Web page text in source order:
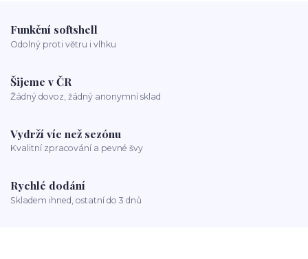
Funkční softshell
Odolný proti větru i vlhku
Šijeme v ČR
Žádný dovoz, žádný anonymní sklad
Vydrží víc než sezónu
Kvalitní zpracování a pevné švy
Rychlé dodání
Skladem ihned, ostatní do 3 dnů